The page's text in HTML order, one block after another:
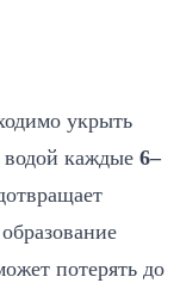
см)
гранитный
при котором
Этот слой
дополнительный
укрыть
водой каждые 6–
потерять до